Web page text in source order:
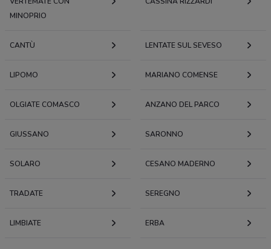
MINOPRIO
CANTÙ LENTATE SUL SEVESO
LIPOMO MARIANO COMENSE
OLGIATE COMASCO ANZANO DEL PARCO
GIUSSANO SARONNO
SOLARO CESANO MADERNO
TRADATE SEREGNO
LIMBIATE ERBA